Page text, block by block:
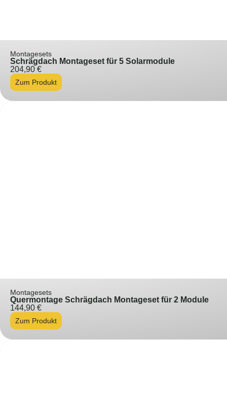
Montagesets
Schrägdach Montageset für 5 Solarmodule
204,90 €
Zum Produkt
Montagesets
Quermontage Schrägdach Montageset für 2 Module
144,90 €
Zum Produkt